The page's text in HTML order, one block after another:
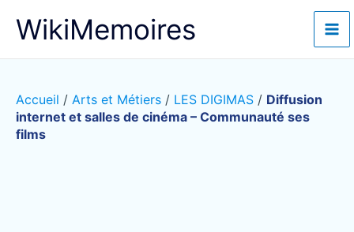
WikiMemoires
Accueil / Arts et Métiers / LES DIGIMAS / Diffusion
internet et salles de cinéma – Communauté ses
films